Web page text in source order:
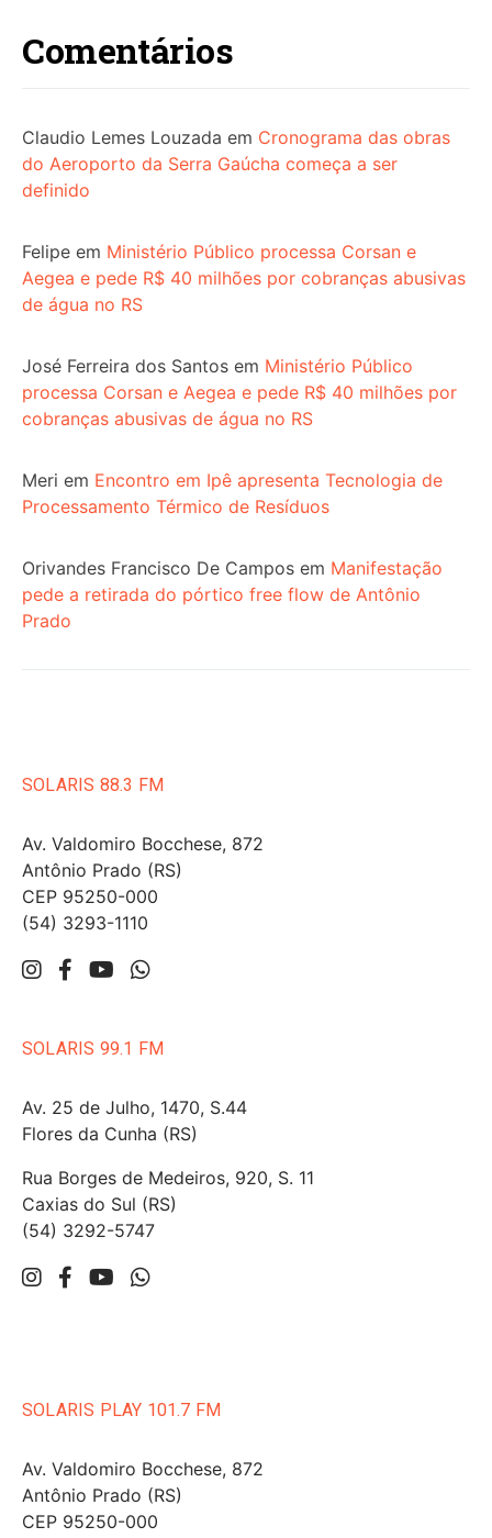
Comentários
Claudio Lemes Louzada em Cronograma das obras
do Aeroporto da Serra Gaúcha começa a ser
definido
Felipe em Ministério Público processa Corsan e
Aegea e pede R$ 40 milhões por cobranças abusivas
de água no RS
José Ferreira dos Santos em Ministério Público
processa Corsan e Aegea e pede R$ 40 milhões por
cobranças abusivas de água no RS
Meri em Encontro em Ipê apresenta Tecnologia de
Processamento Térmico de Resíduos
Orivandes Francisco De Campos em Manifestação
pede a retirada do pórtico free flow de Antônio
Prado
SOLARIS 88.3 FM
Av. Valdomiro Bocchese, 872
Antônio Prado (RS)
CEP 95250-000
(54) 3293-1110
SOLARIS 99.1 FM
Av. 25 de Julho, 1470, S.44
Flores da Cunha (RS)
Rua Borges de Medeiros, 920, S. 11
Caxias do Sul (RS)
(54) 3292-5747
SOLARIS PLAY 101.7 FM
Av. Valdomiro Bocchese, 872
Antônio Prado (RS)
CEP 95250-000